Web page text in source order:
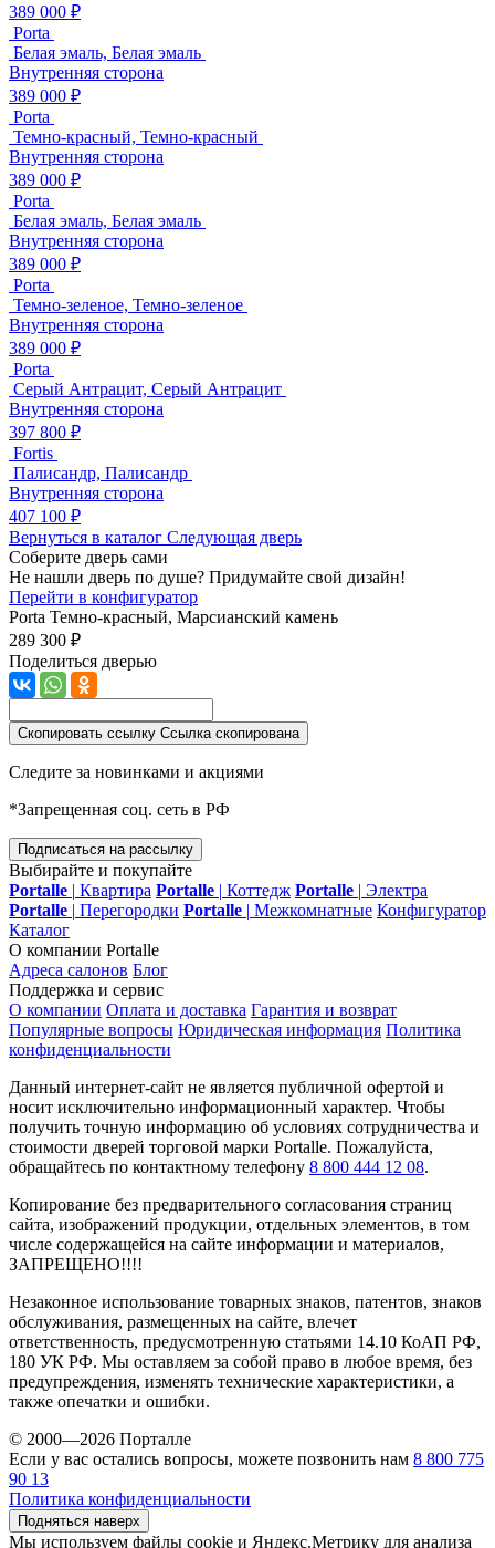
389 000 ₽
Porta
Белая эмаль, Белая эмаль
Внутренняя сторона
389 000 ₽
Porta
Темно-красный, Темно-красный
Внутренняя сторона
389 000 ₽
Porta
Белая эмаль, Белая эмаль
Внутренняя сторона
389 000 ₽
Porta
Темно-зеленое, Темно-зеленое
Внутренняя сторона
389 000 ₽
Porta
Серый Антрацит, Серый Антрацит
Внутренняя сторона
397 800 ₽
Fortis
Палисандр, Палисандр
Внутренняя сторона
407 100 ₽
Вернуться в каталог Следующая дверь
Соберите дверь сами
Не нашли дверь по душе? Придумайте свой дизайн!
Перейти в конфигуратор
Porta Темно-красный, Марсианский камень
289 300 ₽
Поделиться дверью
Скопировать ссылку Ссылка скопирована
Следите за новинками и акциями
*Запрещенная соц. сеть в РФ
Подписаться на рассылку
Выбирайте и покупайте
Portalle | Квартира Portalle | Коттедж Portalle | Электра
Portalle | Перегородки Portalle | Межкомнатные Конфигуратор
Каталог
О компании Portalle
Адреса салонов Блог
Поддержка и сервис
О компании Оплата и доставка Гарантия и возврат
Популярные вопросы Юридическая информация Политика
конфиденциальности
Данный интернет-сайт не является публичной офертой и
носит исключительно информационный характер. Чтобы
получить точную информацию об условиях сотрудничества и
стоимости дверей торговой марки Portalle. Пожалуйста,
обращайтесь по контактному телефону 8 800 444 12 08.
Копирование без предварительного согласования страниц
сайта, изображений продукции, отдельных элементов, в том
числе содержащейся на сайте информации и материалов,
ЗАПРЕЩЕНО!!!!
Незаконное использование товарных знаков, патентов, знаков
обслуживания, размещенных на сайте, влечет
ответственность, предусмотренную статьями 14.10 КоАП РФ,
180 УК РФ. Мы оставляем за собой право в любое время, без
предупреждения, изменять технические характеристики, а
также опечатки и ошибки.
© 2000—2026 Порталле
Если у вас остались вопросы, можете позвонить нам 8 800 775
90 13
Политика конфиденциальности
Подняться наверх
Мы используем файлы cookie и Яндекс.Метрику для анализа